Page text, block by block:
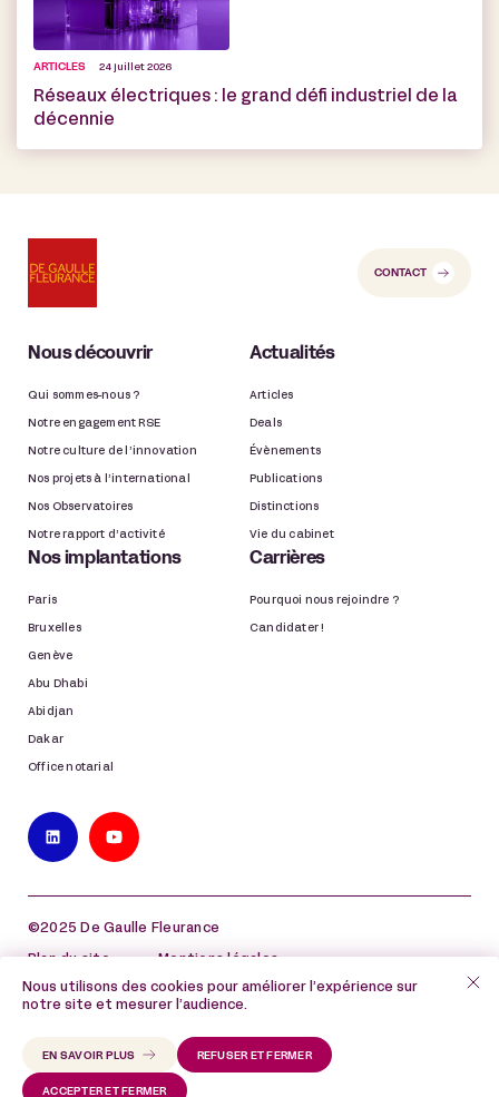
ARTICLES 24 juillet 2026
Réseaux électriques : le grand défi industriel de la
décennie
CONTACT
Nous découvrir
Qui sommes-nous ?
Notre engagement RSE
Notre culture de l’innovation
Nos projets à l’international
Nos Observatoires
Notre rapport d’activité
Actualités
Articles
Deals
Évènements
Publications
Distinctions
Vie du cabinet
Nos implantations
Paris
Bruxelles
Genève
Abu Dhabi
Abidjan
Dakar
Office notarial
Carrières
Pourquoi nous rejoindre ?
Candidater !
©2025 De Gaulle Fleurance
Plan du site Mentions légales
Politique de protection des données à caractère
personnel
Nous utilisons des cookies pour améliorer l’expérience sur
notre site et mesurer l’audience.
ACCEPTER ET FERMER
REFUSER ET FERMER
EN SAVOIR PLUS